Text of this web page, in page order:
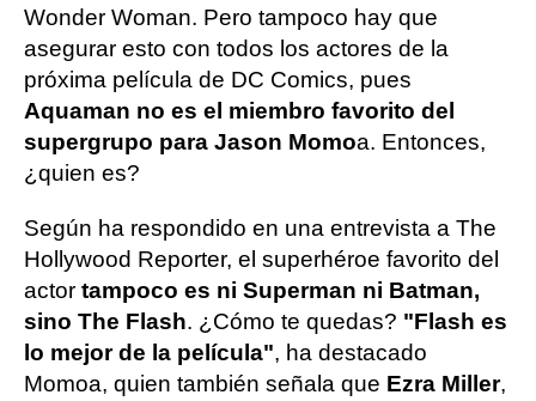
Wonder Woman. Pero tampoco hay que
asegurar esto con todos los actores de la
próxima película de DC Comics, pues
Aquaman no es el miembro favorito del
supergrupo para Jason Momoa. Entonces,
¿quien es?
Según ha respondido en una entrevista a The
Hollywood Reporter, el superhéroe favorito del
actor tampoco es ni Superman ni Batman,
sino The Flash. ¿Cómo te quedas? "Flash es
lo mejor de la película", ha destacado
Momoa, quien también señala que Ezra Miller,